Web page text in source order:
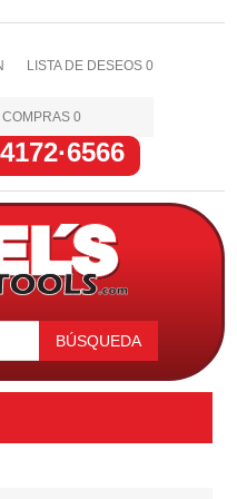
LISTA DE DESEOS 0
0
BÚSQUEDA